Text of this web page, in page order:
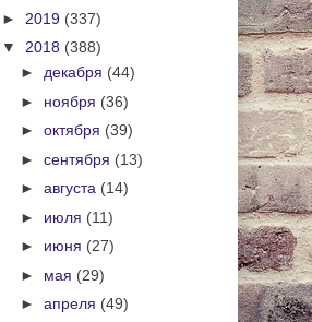
► 2019 (337)
▼ 2018 (388)
► декабря (44)
► ноября (36)
► октября (39)
► сентября (13)
► августа (14)
► июля (11)
► июня (27)
► мая (29)
► апреля (49)